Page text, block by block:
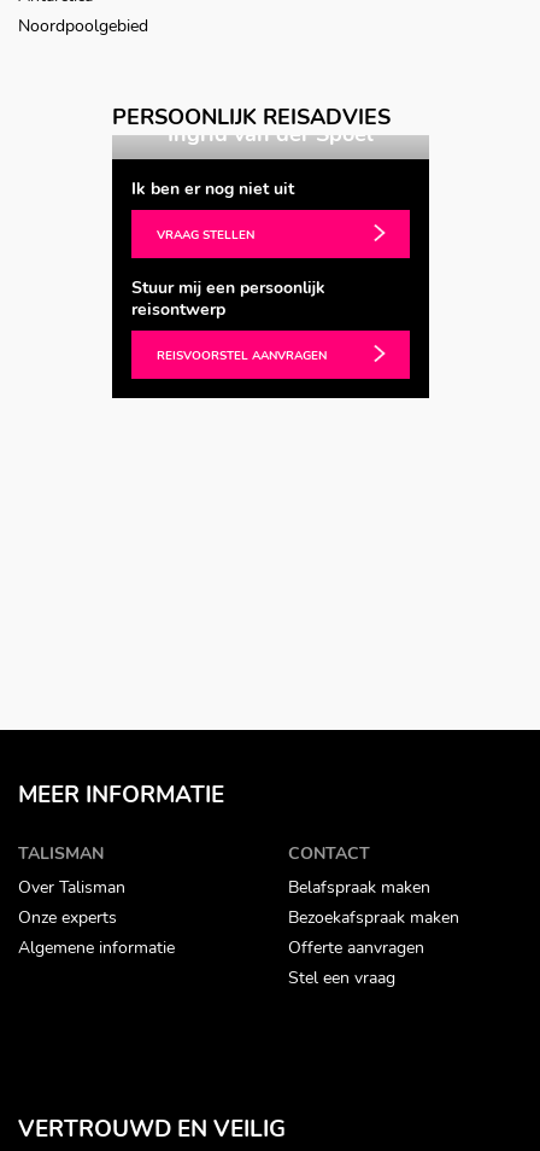
Noordpoolgebied
PERSOONLIJK REISADVIES
Ingrid van der Spoel
Ik ben er nog niet uit
VRAAG STELLEN
Stuur mij een persoonlijk
reisontwerp
REISVOORSTEL AANVRAGEN
MEER INFORMATIE
TALISMAN
Over Talisman
Onze experts
Algemene informatie
CONTACT
Belafspraak maken
Bezoekafspraak maken
Offerte aanvragen
Stel een vraag
VERTROUWD EN VEILIG